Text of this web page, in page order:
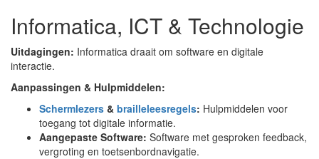
Informatica, ICT & Technologie
Uitdagingen: Informatica draait om software en digitale
interactie.
Aanpassingen & Hulpmiddelen:
Schermlezers & brailleleesregels: Hulpmiddelen voor
toegang tot digitale informatie.
Aangepaste Software: Software met gesproken feedback,
vergroting en toetsenbordnavigatie.